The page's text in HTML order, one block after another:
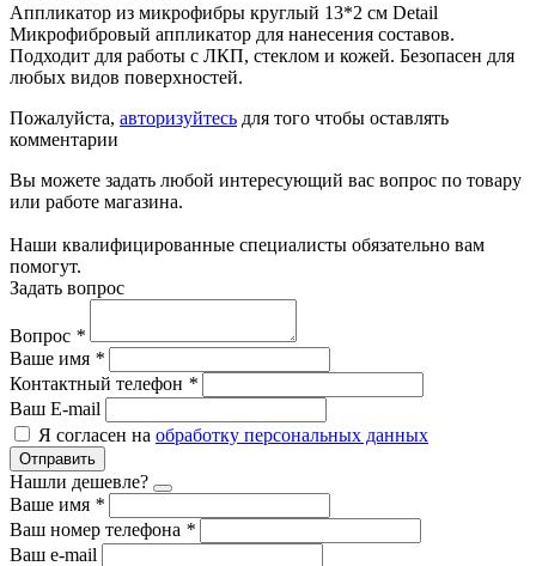
Аппликатор из микрофибры круглый 13*2 см Detail
Микрофибровый аппликатор для нанесения составов.
Подходит для работы с ЛКП, стеклом и кожей. Безопасен для
любых видов поверхностей.
Пожалуйста, авторизуйтесь для того чтобы оставлять
комментарии
Вы можете задать любой интересующий вас вопрос по товару
или работе магазина.
Наши квалифицированные специалисты обязательно вам
помогут.
Задать вопрос
Вопрос *
Ваше имя *
Контактный телефон *
Ваш E-mail
Я согласен на обработку персональных данных
Отправить
Нашли дешевле?
Ваше имя *
Ваш номер телефона *
Ваш e-mail